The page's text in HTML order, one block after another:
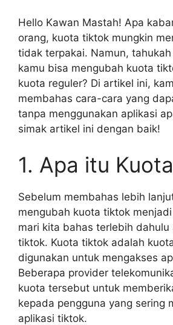
Hello Kawan Mastah! Apa
orang, kuota tiktok mungkin
tidak terpakai. Namun,
kamu bisa mengubah kuota
kuota reguler? Di artikel ini,
membahas cara-cara yang
tanpa menggunakan aplikasi
simak artikel ini dengan baik!
1. Apa itu
Sebelum membahas lebih
mengubah kuota tiktok
mari kita bahas terlebih dahulu
tiktok. Kuota tiktok adalah
digunakan untuk mengakses
Beberapa provider
kuota tersebut untuk
kepada pengguna yang sering
aplikasi tiktok.